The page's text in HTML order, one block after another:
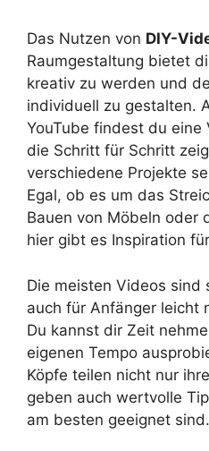
Das Nutzen von DIY-
Raumgestaltung bietet
kreativ zu werden und
individuell zu gestalten.
YouTube findest du eine
die Schritt für Schritt
verschiedene Projekte
Egal, ob es um das
Bauen von Möbeln oder
hier gibt es Inspiration
Die meisten Videos sind
auch für Anfänger leicht
Du kannst dir Zeit
eigenen Tempo
Köpfe teilen nicht nur
geben auch wertvolle
am besten geeignet sind.